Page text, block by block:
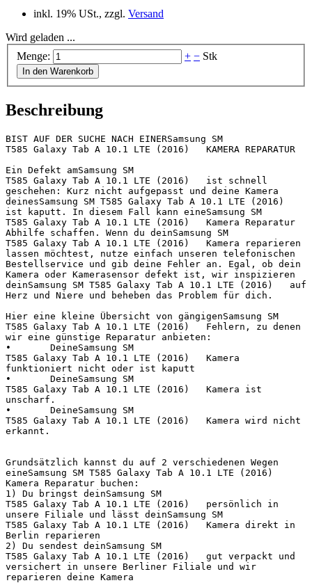
inkl. 19% USt., zzgl. Versand
Wird geladen ...
Menge:
+ − Stk
In den Warenkorb
Beschreibung
BIST AUF DER SUCHE NACH EINERSamsung SM
T585 Galaxy Tab A 10.1 LTE (2016)   KAMERA REPARATUR
Ein Defekt amSamsung SM
T585 Galaxy Tab A 10.1 LTE (2016)   ist schnell
geschehen: Kurz nicht aufgepasst und deine Kamera
deinesSamsung SM T585 Galaxy Tab A 10.1 LTE (2016)
ist kaputt. In diesem Fall kann eineSamsung SM
T585 Galaxy Tab A 10.1 LTE (2016)   Kamera Reparatur
Abhilfe schaffen. Wenn du deinSamsung SM
T585 Galaxy Tab A 10.1 LTE (2016)   Kamera reparieren
lassen möchtest, nutze einfach unseren telefonischen
Bestellservice und gib deine Fehler an. Egal, ob dein
Kamera oder Kamerasensor defekt ist, wir inspizieren
deinSamsung SM T585 Galaxy Tab A 10.1 LTE (2016)   auf
Herz und Niere und beheben das Problem für dich.
Hier eine kleine Übersicht von gängigenSamsung SM
T585 Galaxy Tab A 10.1 LTE (2016)   Fehlern, zu denen
wir eine günstige Reparatur anbieten:
•	DeineSamsung SM
T585 Galaxy Tab A 10.1 LTE (2016)   Kamera
funktioniert nicht oder ist kaputt
•	DeineSamsung SM
T585 Galaxy Tab A 10.1 LTE (2016)   Kamera ist
unscharf.
•	DeineSamsung SM
T585 Galaxy Tab A 10.1 LTE (2016)   Kamera wird nicht
erkannt.
Grundsätzlich kannst du auf 2 verschiedenen Wegen
eineSamsung SM T585 Galaxy Tab A 10.1 LTE (2016)
Kamera Reparatur buchen:
1) Du bringst deinSamsung SM
T585 Galaxy Tab A 10.1 LTE (2016)   persönlich in
unsere Filiale und lässt deinSamsung SM
T585 Galaxy Tab A 10.1 LTE (2016)   Kamera direkt in
Berlin reparieren
2) Du sendest deinSamsung SM
T585 Galaxy Tab A 10.1 LTE (2016)   gut verpackt und
versichert in unsere Berliner Filiale und wir
reparieren deine Kamera